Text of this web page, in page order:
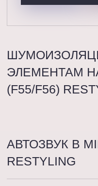
ЭЛЕМЕНТАМ НА
(F55/F56)
АВТОЗВУК В
RESTYLING